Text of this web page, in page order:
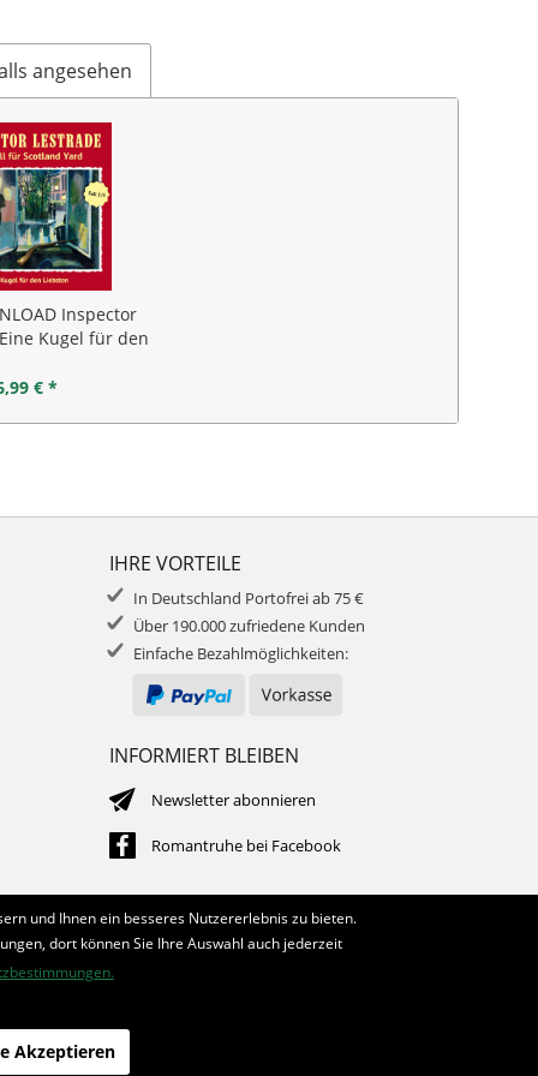
angesehen
Inspector
Kugel für den
€ *
IHRE VORTEILE
In Deutschland Portofrei ab 75 €
Über 190.000 zufriedene Kunden
Einfache Bezahlmöglichkeiten:
INFORMIERT BLEIBEN
Newsletter abonnieren
Romantruhe bei Facebook
und Ihnen ein besseres Nutzererlebnis zu bieten.
dort können Sie Ihre Auswahl auch jederzeit
Akzeptieren